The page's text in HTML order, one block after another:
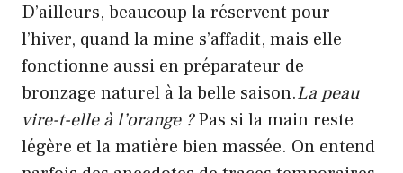
D’ailleurs, beaucoup la réservent pour
l’hiver, quand la mine s’affadit, mais elle
fonctionne aussi en préparateur de
bronzage naturel à la belle saison.La peau
vire-t-elle à l’orange ?Pas si la main reste
légère et la matière bien massée. On entend